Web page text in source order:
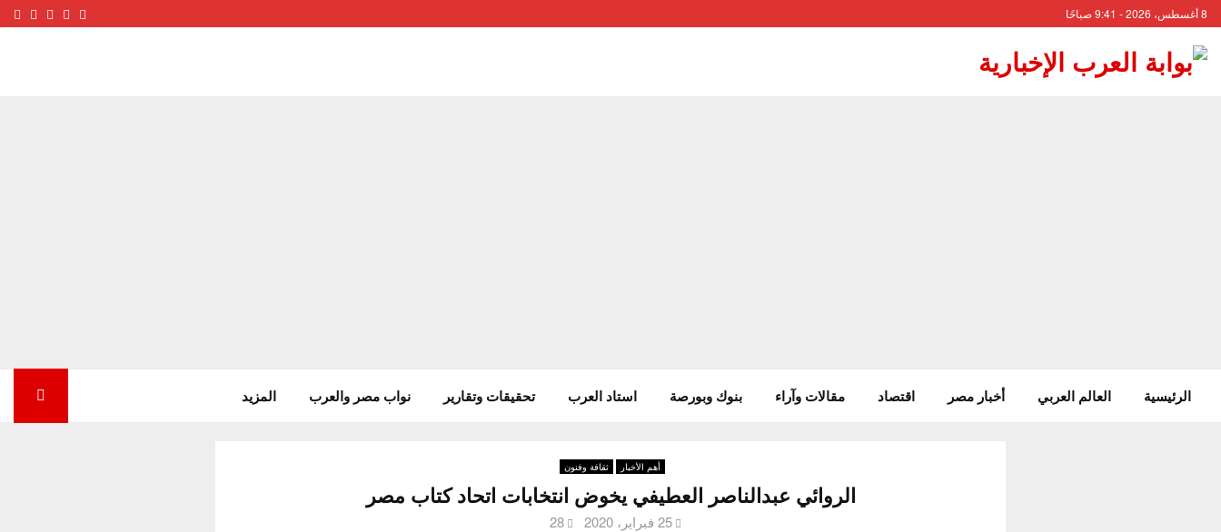
8 أغسطس، 2026 - 9:41 صباحًا Facebook
Twitter
الرئيسية العالم العربي أخبار مصر اقتصاد مقالات وآراء بنوك وبورصة استاد العرب تحقيقات وتقارير نواب مصر والعرب المزيد
أهم الأخبار ثقافة وفنون
الروائي عبدالناصر العطيفي يخوض انتخابات اتحاد كتاب مصر
25 فبراير، 2020 28